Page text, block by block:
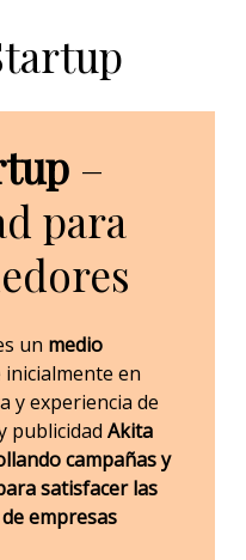
–
para
un medio
inicialmente en
y experiencia de
publicidadAkita
campañas y
satisfacer las
empresas